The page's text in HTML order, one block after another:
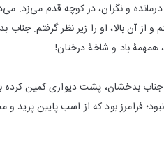
و نگران، در كوچه قدم می‌زد.
از آن بالا، او را زیر نظر گرفتم.
باد و شاخهٔ درختان!
بدخشان، پشت دیواری كمین كرده
فرامرز بود كه از اسب پایین پرید